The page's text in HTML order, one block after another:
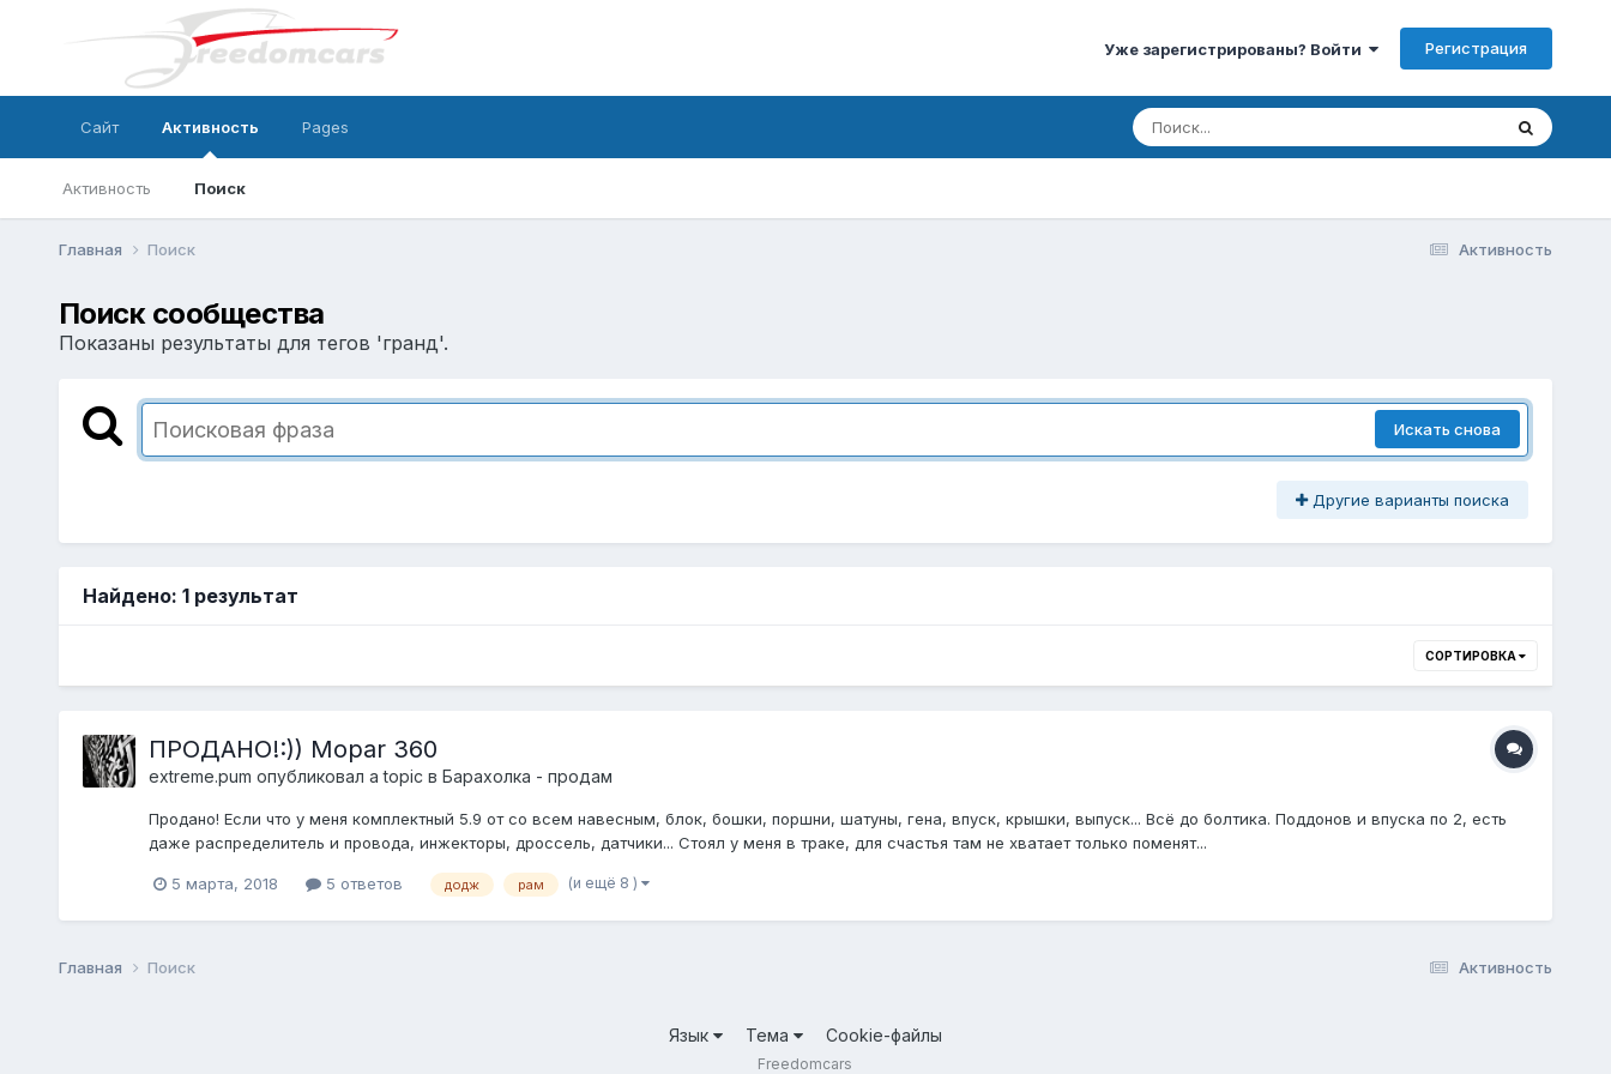
Уже зарегистрированы? Войти Регистрация
Сайт Активность
Активность Поиск
Pages
Активность
Главная Поиск
Поиск сообщества
Показаны результаты для тегов 'гранд'.
Искать снова
Другие варианты поиска
Найдено: 1 результат
СОРТИРОВКА
ПРОДАНО!:)) Mopar 360
extreme.pum опубликовал a topic в Барахолка - продам
Продано! Если что у меня комплектный 5.9 от со всем навесным, блок, бошки, поршни, шатуны, гена, впуск, крышки, выпуск... Всё до болтика. Поддонов и впуска по 2, есть
даже распределитель и провода, инжекторы, дроссель, датчики... Стоял у меня в траке, для счастья там не хватает только поменят...
5 марта, 2018 5 ответов додж рам (и ещё 8 )
Активность
Главная Поиск
Язык Тема Cookie-файлы
Freedomcars